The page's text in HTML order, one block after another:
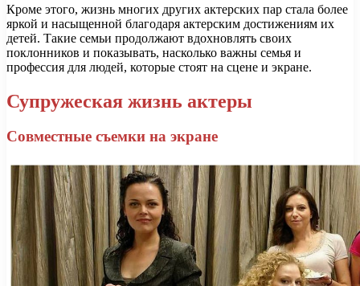
Кроме этого, жизнь многих других актерских пар стала более
яркой и насыщенной благодаря актерским достижениям их
детей. Такие семьи продолжают вдохновлять своих
поклонников и показывать, насколько важны семья и
профессия для людей, которые стоят на сцене и экране.
Супружеская жизнь актеры
Совместные съемки на экране